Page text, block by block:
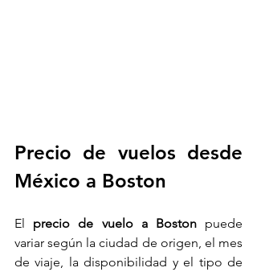
Precio de vuelos desde
México a Boston
El precio de vuelo a Boston puede
variar según la ciudad de origen, el mes
de viaje, la disponibilidad y el tipo de